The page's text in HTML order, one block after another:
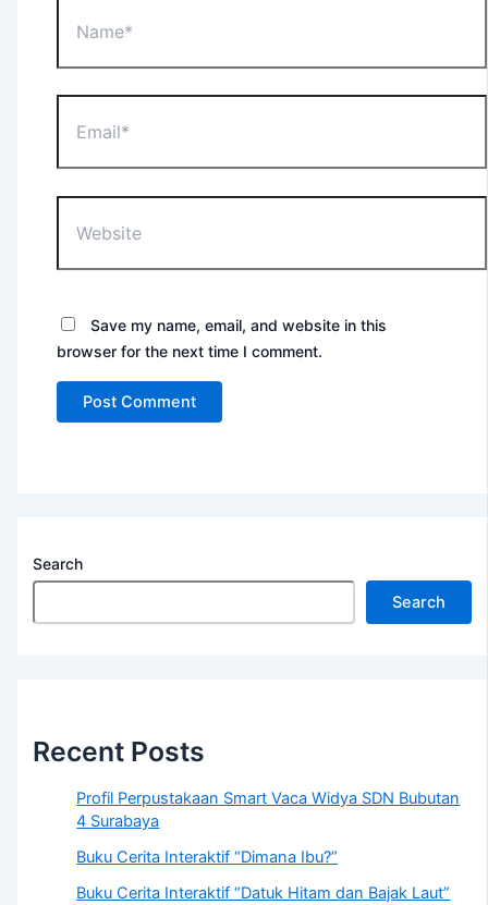
Search
Search
Recent Posts
Profil Perpustakaan Smart Vaca Widya SDN Bubutan
4 Surabaya
Buku Cerita Interaktif “Dimana Ibu?”
Buku Cerita Interaktif “Datuk Hitam dan Bajak Laut”
Save my name, email, and website in this
browser for the next time I comment.